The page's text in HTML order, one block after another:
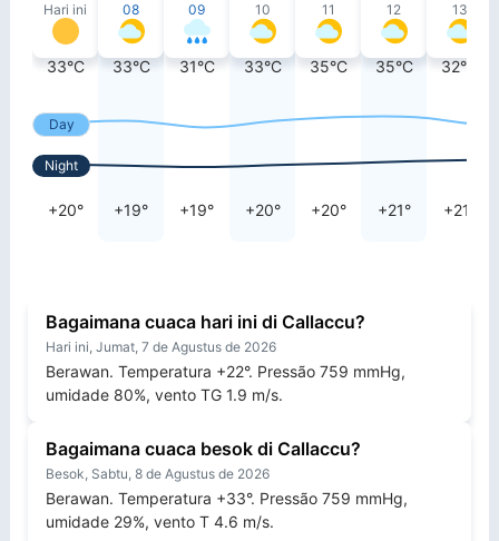
Hari ini
33°C
+20°
08
33°C
+19°
09
31°C
+19°
10
33°C
+20°
11
35°C
+20°
12
35°C
+21°
13
32°C
+21°
Day
Night
Bagaimana cuaca hari ini di Callaccu?
Hari ini, Jumat, 7 de Agustus de 2026
Berawan. Temperatura +22°. Pressão 759 mmHg,
umidade 80%, vento TG 1.9 m/s.
Bagaimana cuaca besok di Callaccu?
Besok, Sabtu, 8 de Agustus de 2026
Berawan. Temperatura +33°. Pressão 759 mmHg,
umidade 29%, vento T 4.6 m/s.